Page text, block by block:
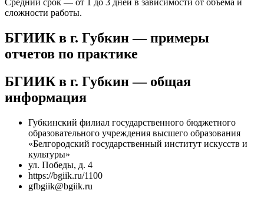
Средний срок — от 1 до 3 дней в зависимости от объёма и
сложности работы.
БГИИК в г. Губкин — примеры
отчетов по практике
БГИИК в г. Губкин — общая
информация
Губкинский филиал государственного бюджетного
образовательного учреждения высшего образования
«Белгородский государственный институт искусств и
культуры»
ул. Победы, д. 4
https://bgiik.ru/1100
gfbgiik@bgiik.ru